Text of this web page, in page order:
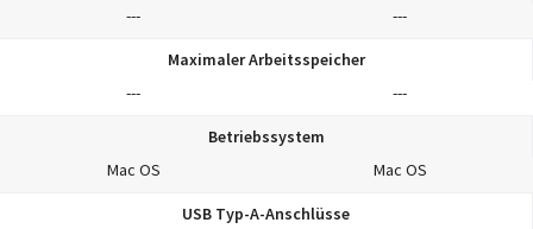
---
---
Maximaler Arbeitsspeicher
---
---
Betriebssystem
Mac OS
Mac OS
USB Typ-A-Anschlüsse